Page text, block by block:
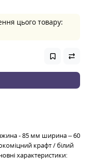
цього товару:
- 85 мм ширина – 60
крафт / білий
характеристики: